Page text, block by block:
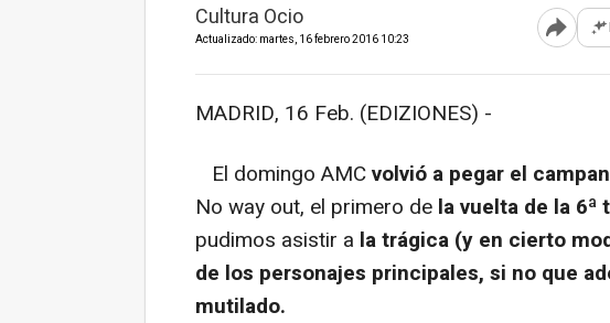
Cultura Ocio
Actualizado: martes, 16 febrero 2016 10:23 Abrir
MADRID, 16 Feb. (EDIZIONES) -
El domingo AMCvolvió a pegar el
No way out, el primero de la vuelta de la 6ª
pudimos asistir a la trágica (y en cierto
de los personajes principales, si no que
mutilado.